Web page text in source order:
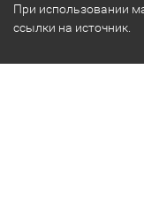
При использовании
ссылки на источник.